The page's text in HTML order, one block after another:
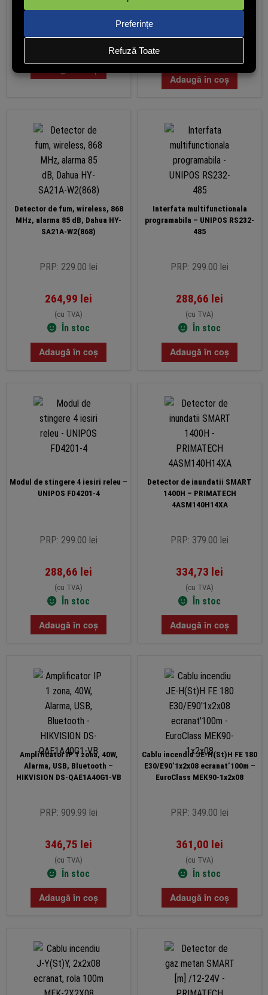
Adaugă în coș
Detector de fum, wireless, 868
MHz, alarma 85 dB, Dahua HY-
SA21A-W2(868)
PRP: 229.00 lei
264,99 lei
(cu TVA)
În stoc
Adaugă în coș
Interfata multifunctionala
programabila – UNIPOS RS232-
485
PRP: 299.00 lei
288,66 lei
(cu TVA)
În stoc
Adaugă în coș
Modul de stingere 4 iesiri releu –
UNIPOS FD4201-4
PRP: 299.00 lei
288,66 lei
(cu TVA)
În stoc
Adaugă în coș
Detector de inundatii SMART
1400H – PRIMATECH
4ASM140H14XA
PRP: 379.00 lei
334,73 lei
(cu TVA)
În stoc
Adaugă în coș
Amplificator IP 1 zona, 40W,
Alarma, USB, Bluetooth –
HIKVISION DS-QAE1A40G1-VB
PRP: 909.99 lei
346,75 lei
(cu TVA)
În stoc
Adaugă în coș
Cablu incendiu JE-H(St)H FE 180
E30/E90’1x2x08 ecranat’100m –
EuroClass MEK90-1x2x08
PRP: 349.00 lei
361,00 lei
(cu TVA)
În stoc
Adaugă în coș